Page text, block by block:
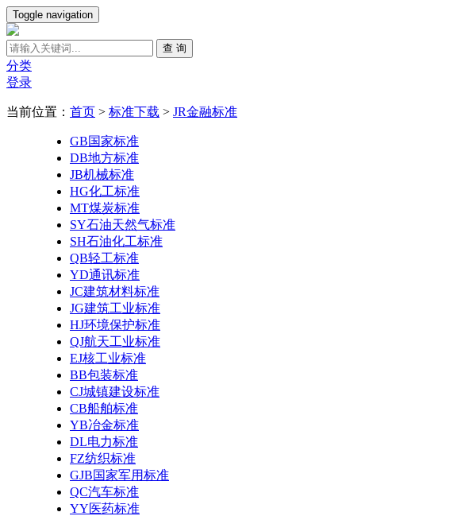
Toggle navigation
查 询
分类
登录
当前位置： 首页 > 标准下载 > JR金融标准
GB国家标准
DB地方标准
JB机械标准
HG化工标准
MT煤炭标准
SY石油天然气标准
SH石油化工标准
QB轻工标准
YD通讯标准
JC建筑材料标准
JG建筑工业标准
HJ环境保护标准
QJ航天工业标准
EJ核工业标准
BB包装标准
CJ城镇建设标准
CB船舶标准
YB冶金标准
DL电力标准
FZ纺织标准
GJB国家军用标准
QC汽车标准
YY医药标准